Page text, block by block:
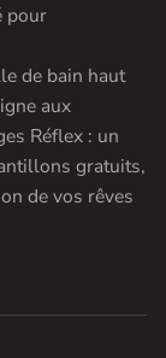
pour
de bain haut
aux
Réflex : un
gratuits,
de vos rêves